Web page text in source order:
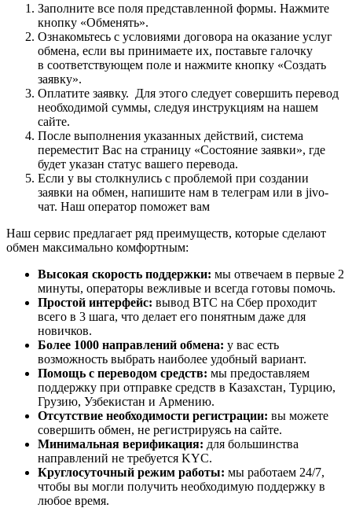
Заполните все поля представленной формы. Нажмите
кнопку «Обменять».
Ознакомьтесь с условиями договора на оказание услуг
обмена, если вы принимаете их, поставьте галочку
в соответствующем поле и нажмите кнопку «Создать
заявку».
Оплатите заявку. Для этого следует совершить перевод
необходимой суммы, следуя инструкциям на нашем
сайте.
После выполнения указанных действий, система
переместит Вас на страницу «Состояние заявки», где
будет указан статус вашего перевода.
Если у вы столкнулись с проблемой при создании
заявки на обмен, напишите нам в телеграм или в jivo-
чат. Наш оператор поможет вам
Наш сервис предлагает ряд преимуществ, которые сделают
обмен максимально комфортным:
Высокая скорость поддержки: мы отвечаем в первые 2
минуты, операторы вежливые и всегда готовы помочь.
Простой интерфейс: вывод BTC на Сбер проходит
всего в 3 шага, что делает его понятным даже для
новичков.
Более 1000 направлений обмена: у вас есть
возможность выбрать наиболее удобный вариант.
Помощь с переводом средств: мы предоставляем
поддержку при отправке средств в Казахстан, Турцию,
Грузию, Узбекистан и Армению.
Отсутствие необходимости регистрации: вы можете
совершить обмен, не регистрируясь на сайте.
Минимальная верификация: для большинства
направлений не требуется KYC.
Круглосуточный режим работы: мы работаем 24/7,
чтобы вы могли получить необходимую поддержку в
любое время.